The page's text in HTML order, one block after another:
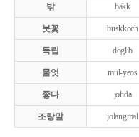
밖 bakk
붓꽃 buskkoch
독립 doglib
물엿 mul-yeos
좋다 johda
조랑말 jolangmal